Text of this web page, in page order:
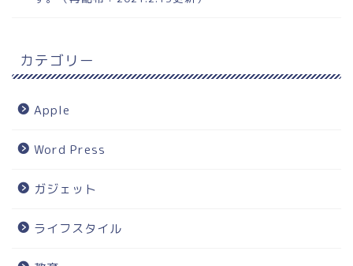
カテゴリー
Apple
Word Press
ガジェット
ライフスタイル